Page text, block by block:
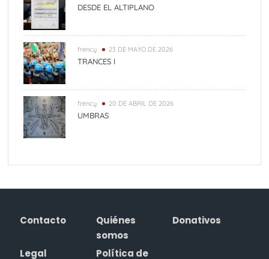
DESDE EL ALTIPLANO
frency 23 DE MAYO DE 2026
TRANCES I
frency 20 DE ABRIL DE 2026
UMBRAS
Contacto
Quiénes
somos
Donativos
Legal Política de